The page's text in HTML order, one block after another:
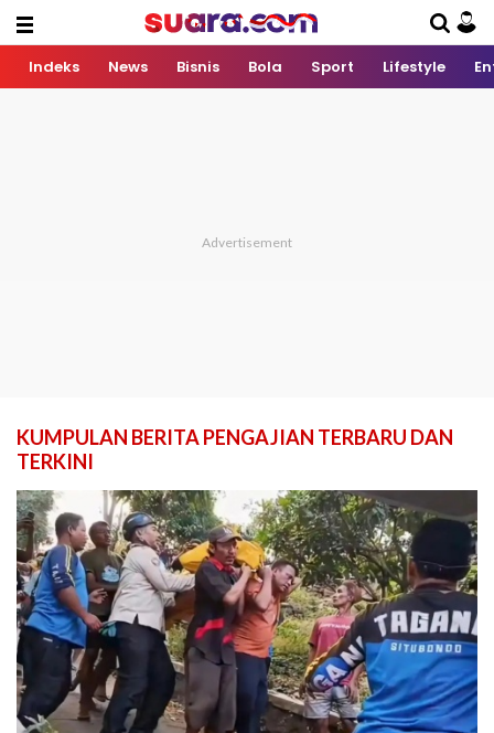
Indeks News Bisnis Bola Sport Lifestyle
KUMPULAN BERITA PENGAJIAN TERBARU DAN
TERKINI